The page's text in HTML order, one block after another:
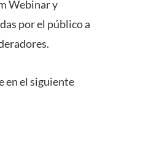
Webinar y
por el público a
en el siguiente